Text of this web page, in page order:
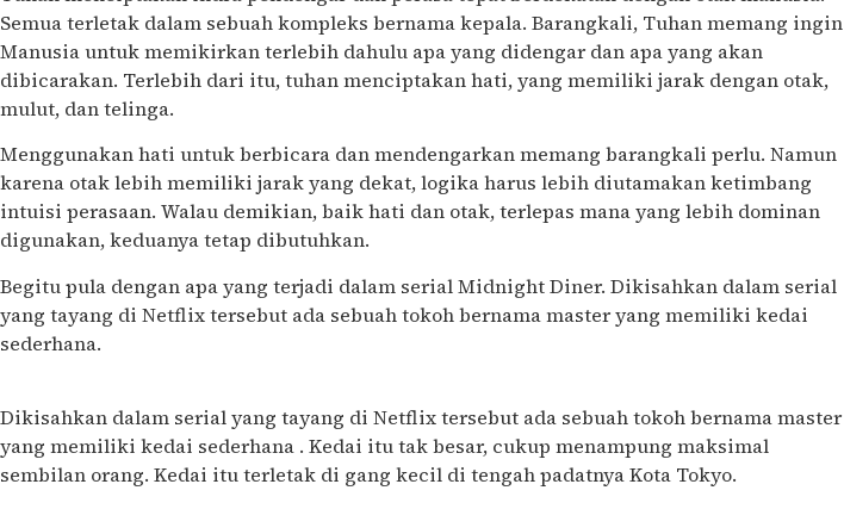
Semua terletak dalam sebuah kompleks bernama kepala. Barangkali, Tuhan memang ingin
Manusia untuk memikirkan terlebih dahulu apa yang didengar dan apa yang akan
dibicarakan. Terlebih dari itu, tuhan menciptakan hati, yang memiliki jarak dengan otak,
mulut, dan telinga.
Menggunakan hati untuk berbicara dan mendengarkan memang barangkali perlu. Namun
karena otak lebih memiliki jarak yang dekat, logika harus lebih diutamakan ketimbang
intuisi perasaan. Walau demikian, baik hati dan otak, terlepas mana yang lebih dominan
digunakan, keduanya tetap dibutuhkan.
Begitu pula dengan apa yang terjadi dalam serial Midnight Diner. Dikisahkan dalam serial
yang tayang di Netflix tersebut ada sebuah tokoh bernama master yang memiliki kedai
sederhana.
Dikisahkan dalam serial yang tayang di Netflix tersebut ada sebuah tokoh bernama master
yang memiliki kedai sederhana . Kedai itu tak besar, cukup menampung maksimal
sembilan orang. Kedai itu terletak di gang kecil di tengah padatnya Kota Tokyo.